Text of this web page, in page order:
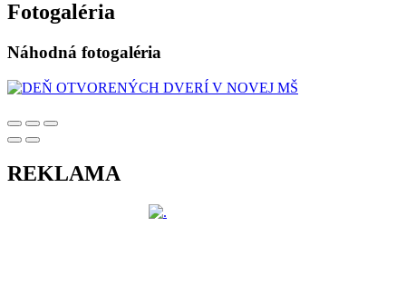
Fotogaléria
Náhodná fotogaléria
REKLAMA